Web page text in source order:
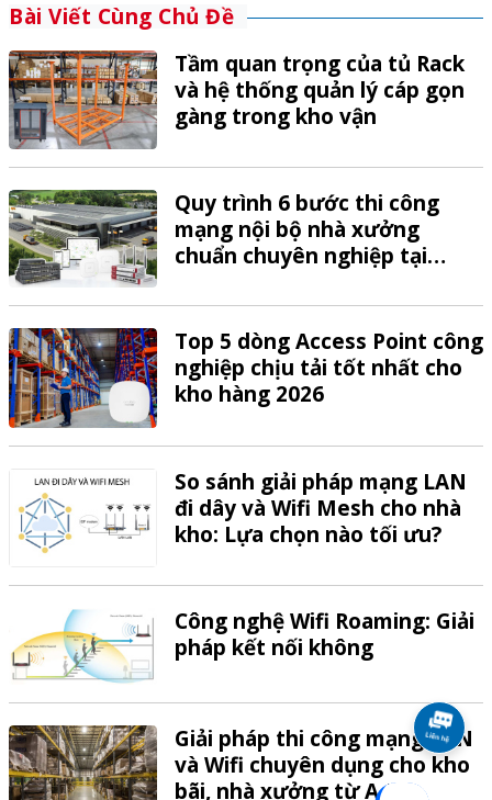
Bài Viết Cùng Chủ Đề
Tầm quan trọng của tủ Rack
và hệ thống quản lý cáp gọn
gàng trong kho vận
Quy trình 6 bước thi công
mạng nội bộ nhà xưởng
chuẩn chuyên nghiệp tại
Top 5 dòng Access Point công
nghiệp chịu tải tốt nhất cho
kho hàng 2026
So sánh giải pháp mạng LAN
đi dây và Wifi Mesh cho nhà
kho: Lựa chọn nào tối ưu?
Công nghệ Wifi Roaming: Giải
pháp kết nối không
Giải pháp thi công mạng LAN
và Wifi chuyên dụng cho kho
bãi, nhà xưởng từ A-Z